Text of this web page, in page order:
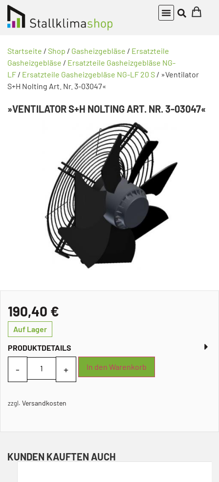
Startseite / Shop / Gasheizgebläse / Ersatzteile
Gasheizgebläse / Ersatzteile Gasheizgebläse NG-
LF / Ersatzteile Gasheizgebläse NG-LF 20 S / »Ventilator
S+H Nolting Art. Nr. 3-03047«
»VENTILATOR S+H NOLTING ART. NR. 3-03047«
190,40 €
Auf Lager
PRODUKTDETAILS
In den Warenkorb
zzgl. Versandkosten
KUNDEN KAUFTEN AUCH